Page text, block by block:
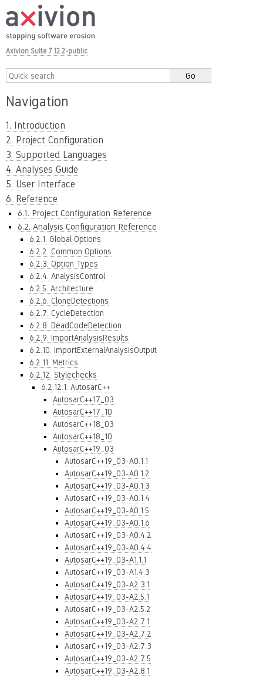
Axivion Suite 7.12.2-public
Navigation
1. Introduction
2. Project Configuration
3. Supported Languages
4. Analyses Guide
5. User Interface
6. Reference
6.1. Project Configuration Reference
6.2. Analysis Configuration Reference
6.2.1. Global Options
6.2.2. Common Options
6.2.3. Option Types
6.2.4. AnalysisControl
6.2.5. Architecture
6.2.6. CloneDetections
6.2.7. CycleDetection
6.2.8. DeadCodeDetection
6.2.9. ImportAnalysisResults
6.2.10. ImportExternalAnalysisOutput
6.2.11. Metrics
6.2.12. Stylechecks
6.2.12.1. AutosarC++
AutosarC++17_03
AutosarC++17_10
AutosarC++18_03
AutosarC++18_10
AutosarC++19_03
AutosarC++19_03-A0.1.1
AutosarC++19_03-A0.1.2
AutosarC++19_03-A0.1.3
AutosarC++19_03-A0.1.4
AutosarC++19_03-A0.1.5
AutosarC++19_03-A0.1.6
AutosarC++19_03-A0.4.2
AutosarC++19_03-A0.4.4
AutosarC++19_03-A1.1.1
AutosarC++19_03-A1.4.3
AutosarC++19_03-A2.3.1
AutosarC++19_03-A2.5.1
AutosarC++19_03-A2.5.2
AutosarC++19_03-A2.7.1
AutosarC++19_03-A2.7.2
AutosarC++19_03-A2.7.3
AutosarC++19_03-A2.7.5
AutosarC++19_03-A2.8.1